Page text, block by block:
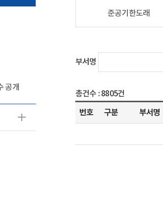
공개
준공기한도래
부서명
총건수 : 8805건
번호 구분 부서명